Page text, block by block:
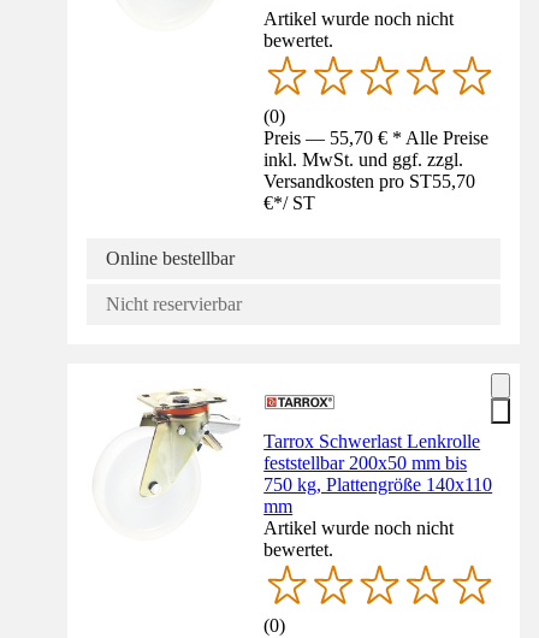
Artikel wurde noch nicht
bewertet.
(0)
Preis — 55,70 € * Alle Preise
inkl. MwSt. und ggf. zzgl.
Versandkosten pro ST55,70
€*/ ST
Online bestellbar
Nicht reservierbar
Tarrox Schwerlast Lenkrolle
feststellbar 200x50 mm bis
750 kg, Plattengröße 140x110
mm
Artikel wurde noch nicht
bewertet.
(0)